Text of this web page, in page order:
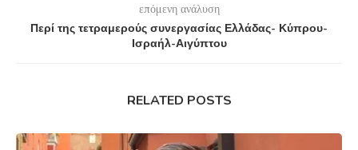
επόμενη ανάλυση
Περί της τετραμερούς συνεργασίας Ελλάδας- Κύπρου-
Ισραήλ-Αιγύπτου
RELATED POSTS